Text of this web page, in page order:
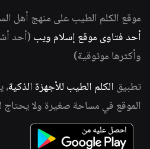
موقع الكلم الطيب على منهج أهل
أحد فتاوى موقع إسلام ويب (أحد
وأكثرها موثوقية)
تطبيق الكلم الطيب للأجهزة الذكية،
الموقع في مساحة صغيرة ولا يحتاج